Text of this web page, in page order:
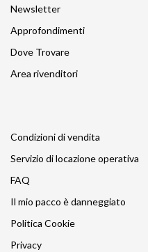
Newsletter
Approfondimenti
Dove Trovare
Area rivenditori
Condizioni di vendita
Servizio di locazione operativa
FAQ
Il mio pacco è danneggiato
Politica Cookie
Privacy